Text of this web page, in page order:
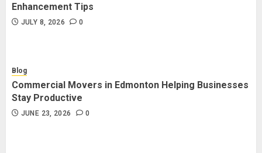
Enhancement Tips
JULY 8, 2026 0
Blog
Commercial Movers in Edmonton Helping Businesses
Stay Productive
JUNE 23, 2026 0